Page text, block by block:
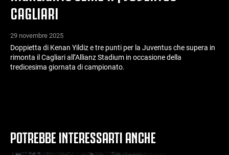
CAGLIARI
29 novembre 2025
Doppietta di Kenan Yildiz e tre punti per la Juventus che supera in
rimonta il Cagliari all’Allianz Stadium in occasione della
tredicesima giornata di campionato.
POTREBBE INTERESSARTI ANCHE